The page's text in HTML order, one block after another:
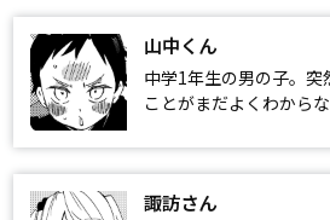
山中くん
中学1年生の男の子。
ことがまだよくわからな
諏訪さん